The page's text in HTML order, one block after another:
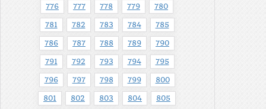
776 777 778 779 780
781 782 783 784 785
786 787 788 789 790
791 792 793 794 795
796 797 798 799 800
801 802 803 804 805